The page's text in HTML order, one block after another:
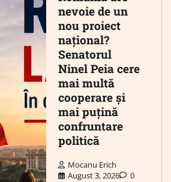
nevoie de un
nou proiect
național?
Senatorul
Ninel Peia cere
mai multă
cooperare și
mai puțină
confruntare
politică
Mocanu Erich
August 3, 2026
0